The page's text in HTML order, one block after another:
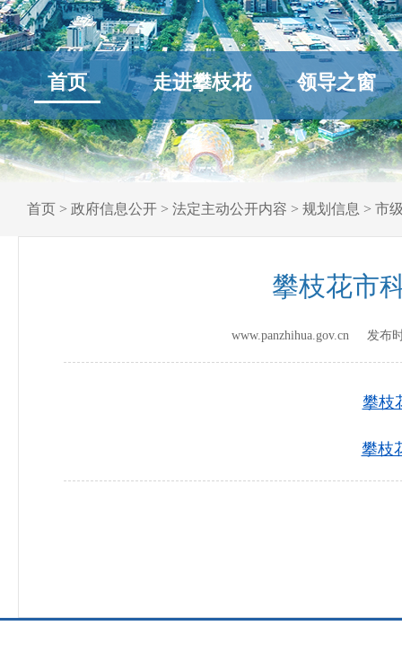
首页 走进攀枝花 领导之窗
首页 > 政府信息公开 > 法定主动公开内容 > 规划信息 > 市
攀枝花市
www.panzhihua.gov.cn 发布
攀枝
攀枝